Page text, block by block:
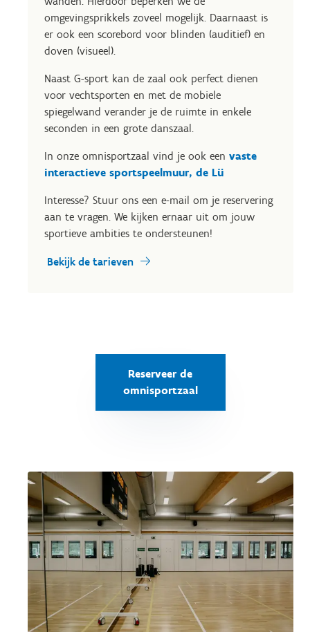
omgevingsprikkels zoveel mogelijk. Daarnaast is
er ook een scorebord voor blinden (auditief) en
doven (visueel).
Naast G-sport kan de zaal ook perfect dienen
voor vechtsporten en met de mobiele
spiegelwand verander je de ruimte in enkele
seconden in een grote danszaal.
In onze omnisportzaal vind je ook een vaste
interactieve sportspeelmuur, de Lü
Interesse? Stuur ons een e-mail om je reservering
aan te vragen. We kijken ernaar uit om jouw
sportieve ambities te ondersteunen!
Bekijk de tarieven
Reserveer de
omnisportzaal